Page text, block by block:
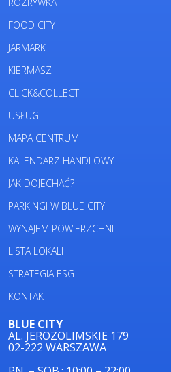
FOOD CITY
JARMARK
KIERMASZ
CLICK&COLLECT
USŁUGI
MAPA CENTRUM
KALENDARZ HANDLOWY
JAK DOJECHAĆ?
PARKINGI W BLUE CITY
WYNAJEM POWIERZCHNI
LISTA LOKALI
STRATEGIA ESG
KONTAKT
BLUE CITY
AL. JEROZOLIMSKIE 179
02-222 WARSZAWA